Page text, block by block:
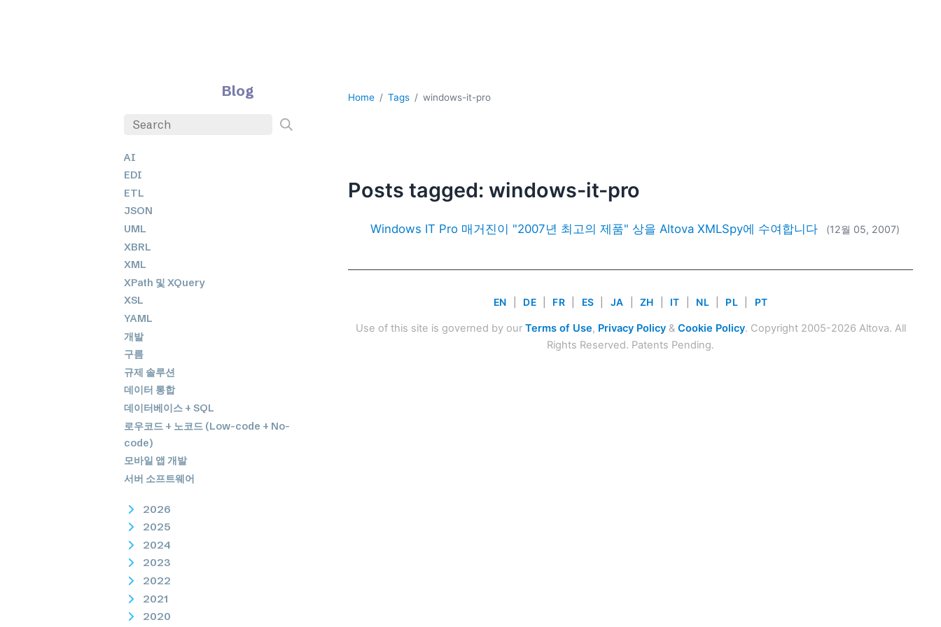
Blog
AI
EDI
ETL
JSON
UML
XBRL
XML
XPath 및 XQuery
XSL
YAML
개발
구름
규제 솔루션
데이터 통합
데이터베이스 + SQL
로우코드 + 노코드 (Low-code + No-
code)
모바일 앱 개발
서버 소프트웨어
2026
2025
2024
2023
2022
2021
2020
Home Tags windows-it-pro
Posts tagged: windows-it-pro
Windows IT Pro 매거진이 "2007년 최고의 제품" 상을 Altova XMLSpy에 수여합니다 (12월 05, 2007)
EN DE FR ES JA ZH IT NL PL PT
Use of this site is governed by our Terms of Use, Privacy Policy& Cookie Policy. Copyright 2005-2026 Altova. All
Rights Reserved. Patents Pending.